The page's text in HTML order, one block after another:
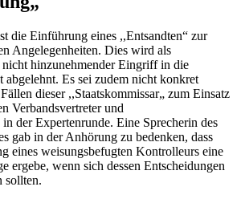
die Einführung eines ,,Entsandten“ zur
Angelegenheiten. Dies wird als
hinzunehmender Eingriff in die
abgelehnt. Es sei zudem nicht konkret
dieser ,,Staatskommissar„ zum Einsatz
Verbandsvertreter und
der Expertenrunde. Eine Sprecherin des
gab in der Anhörung zu bedenken, dass
eines weisungsbefugten Kontrolleurs eine
ergebe, wenn sich dessen Entscheidungen
sollten.